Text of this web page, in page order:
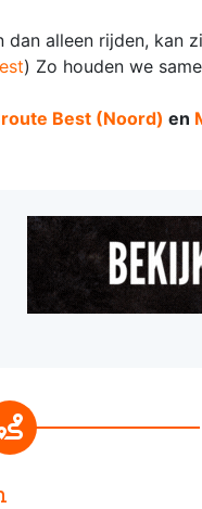
dan alleen rijden, kan
) Zo houden we
Best (Noord) en